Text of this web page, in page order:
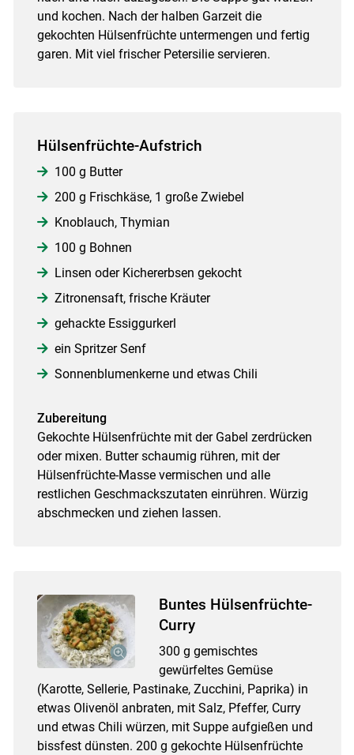
und kochen. Nach der halben Garzeit die
gekochten Hülsenfrüchte untermengen und fertig
garen. Mit viel frischer Petersilie servieren.
Hülsenfrüchte-Aufstrich
100 g Butter
200 g Frischkäse, 1 große Zwiebel
Knoblauch, Thymian
100 g Bohnen
Linsen oder Kichererbsen gekocht
Zitronensaft, frische Kräuter
gehackte Essiggurkerl
ein Spritzer Senf
Sonnenblumenkerne und etwas Chili
Zubereitung
Gekochte Hülsenfrüchte mit der Gabel zerdrücken
oder mixen. Butter schaumig rühren, mit der
Hülsenfrüchte-Masse vermischen und alle
restlichen Geschmackszutaten einrühren. Würzig
abschmecken und ziehen lassen.
Buntes Hülsenfrüchte-
Curry
300 g gemischtes
gewürfeltes Gemüse
(Karotte, Sellerie, Pastinake, Zucchini, Paprika) in
etwas Olivenöl anbraten, mit Salz, Pfeffer, Curry
und etwas Chili würzen, mit Suppe aufgießen und
bissfest dünsten. 200 g gekochte Hülsenfrüchte